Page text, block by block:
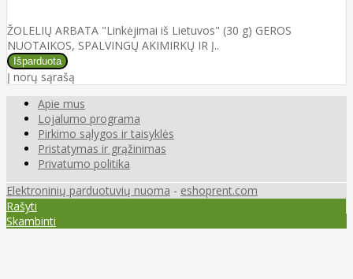
ŽOLELIŲ ARBATA "Linkėjimai iš Lietuvos" (30 g) GEROS
NUOTAIKOS, SPALVINGŲ AKIMIRKŲ IR Į..
Į norų sąrašą
Apie mus
Lojalumo programa
Pirkimo sąlygos ir taisyklės
Pristatymas ir grąžinimas
Privatumo politika
Elektroninių parduotuvių nuoma - eshoprent.com
Rašyti
Skambinti